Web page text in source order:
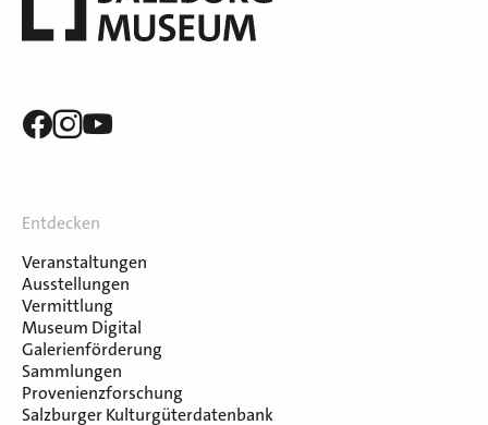
Entdecken
Veranstaltungen
Ausstellungen
Vermittlung
Museum Digital
Galerienförderung
Sammlungen
Provenienzforschung
Salzburger Kulturgüterdatenbank